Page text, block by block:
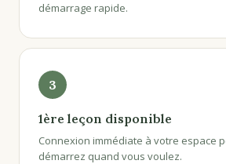
démarrage rapide.
3
1ère leçon disponible
Connexion immédiate à votre espace
démarrez quand vous voulez.